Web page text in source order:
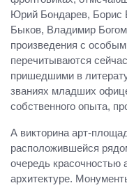
Юрий Бондарев, Борис
Быков, Владимир
произведения с
перечитываются
пришедшими в
званиях младших
собственного опыта,
А викторина арт-
расположившейся
очередь красочностью
архитектуре.